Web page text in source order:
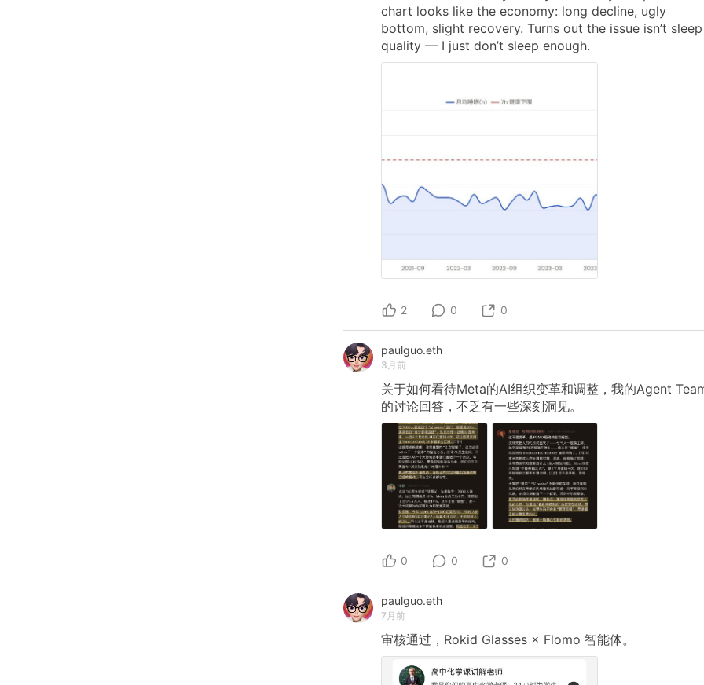
chart looks like the economy: long decline, ugly
bottom, slight recovery. Turns out the issue isn’t sleep
quality — I just don’t sleep enough.
2 0 0
paulguo.eth
3月前
关于如何看待Meta的AI组织变革和调整，我的Agent
的讨论回答，不乏有一些深刻洞见。
0 0 0
paulguo.eth
7月前
审核通过，Rokid Glasses × Flomo 智能体。